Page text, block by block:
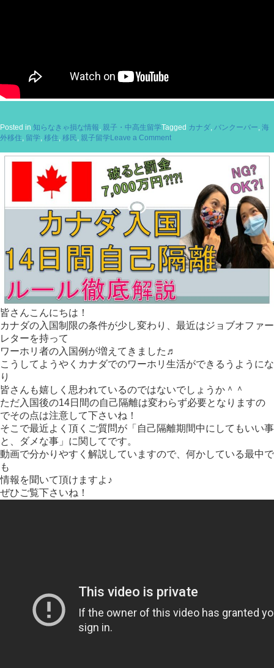
Posted in 知らなきゃ損な情報, 親子・中高生留学Tagged カナダ, バンクーバー, 海
外移住, 留学, 移住, 移民, 親子留学 Leave a Commenton
ナ
ダ
親
子
学・
移
民
に
関
し
て
耳
よ
り
報
皆さんこんにちは！
カナダの入国制限の条件が少し変わり、最近はジョブオファー
レターを持って
ワーホリ者の入国例が増えてきました♬
こうしてようやくカナダでのワーホリ生活ができるうようにな
り
皆さんも嬉しく思われているのではないでしょうか＾＾
ただ入国後の14日間の自己隔離は変わらず必要となりますの
でその点は注意して下さいね！
そこで最近よく頂くご質問が「自己隔離期間中にしてもいい事
と、ダメな事」に関してです。
動画で分かりやすく解説していますので、何かしている最中で
も
情報を聞いて頂けますよ♪
ぜひご覧下さいね！